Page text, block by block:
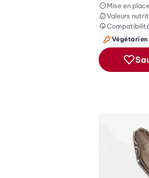
Mise en
Valeurs
Végétarien